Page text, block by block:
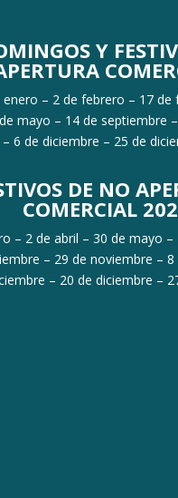
Y
enero – 2 de febrero – 17 de
mayo – 14 de septiembre
– 6 de diciembre – 25 de
DE NO
COMERCIAL
– 2 de abril – 30 de mayo
– 29 de noviembre –
– 20 de diciembre –